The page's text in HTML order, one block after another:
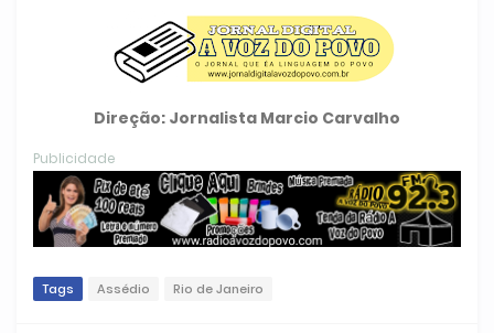
Direção: Jornalista Marcio Carvalho
Publicidade
Tags Assédio Rio de Janeiro